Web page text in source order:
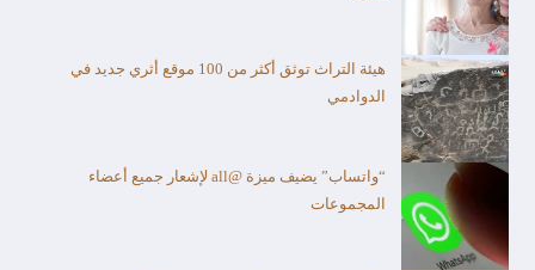
هيئة التراث توثق أكثر من 100 موقع أثري جديد في
الدوادمي
“واتساب” يضيف ميزة @all لإشعار جميع أعضاء
المجموعات